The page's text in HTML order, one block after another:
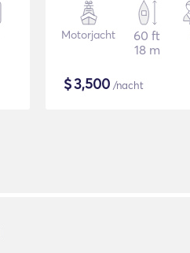
Motorjacht
60 ft
18 m
$3,500 /nacht